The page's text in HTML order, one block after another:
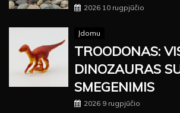
2026 10 rugpjūčio
Įdomu
TROODONAS:
DINOZAURAS
SMEGENIMIS
2026 9 rugpjūčio